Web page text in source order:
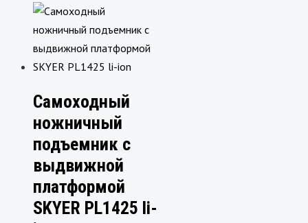
Самоходный
ножничный
подъемник с
выдвижной
платформой
SKYER PL1425 li-